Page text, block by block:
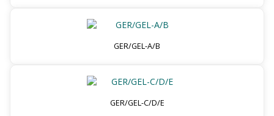
GER/GEL-A/B
GER/GEL-C/D/E